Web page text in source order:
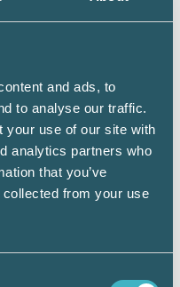
and ads, to
to analyse our traffic.
your use of our site with
analytics partners who
that you’ve
collected from your use
ekonomisk